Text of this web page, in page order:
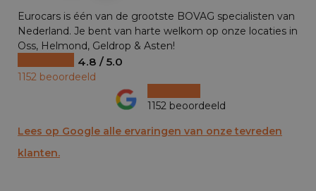
Eurocars is één van de grootste BOVAG specialisten van
Nederland. Je bent van harte welkom op onze locaties in
Oss, Helmond, Geldrop & Asten!
4.8 / 5.0
1152 beoordeeld
1152 beoordeeld
Lees op Google alle ervaringen van onze tevreden
klanten.